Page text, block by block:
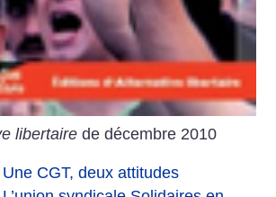
libertaire de décembre 2010
Une CGT, deux attitudes